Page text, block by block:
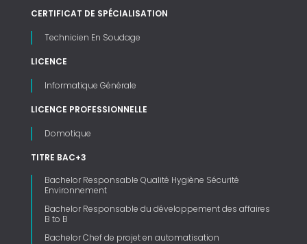
CERTIFICAT DE SPÉCIALISATION
Technicien En Soudage
LICENCE
Informatique Générale
LICENCE PROFESSIONNELLE
Domotique
TITRE BAC+3
Bachelor Responsable Qualité Hygiène Sécurité
Environnement
Bachelor Responsable du développement des affaires
B to B
Bachelor Chef de projet en automatisation